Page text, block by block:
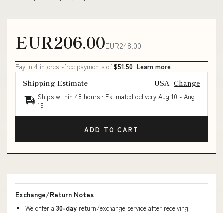
EUR206.00EUR248.00
Pay in 4 interest-free payments of $51.50 Learn more
Shipping Estimate USA Change
Ships within 48 hours · Estimated delivery Aug 10 - Aug
15
ADD TO CART
Exchange/Return Notes
We offer a 30-day return/exchange service after receiving.